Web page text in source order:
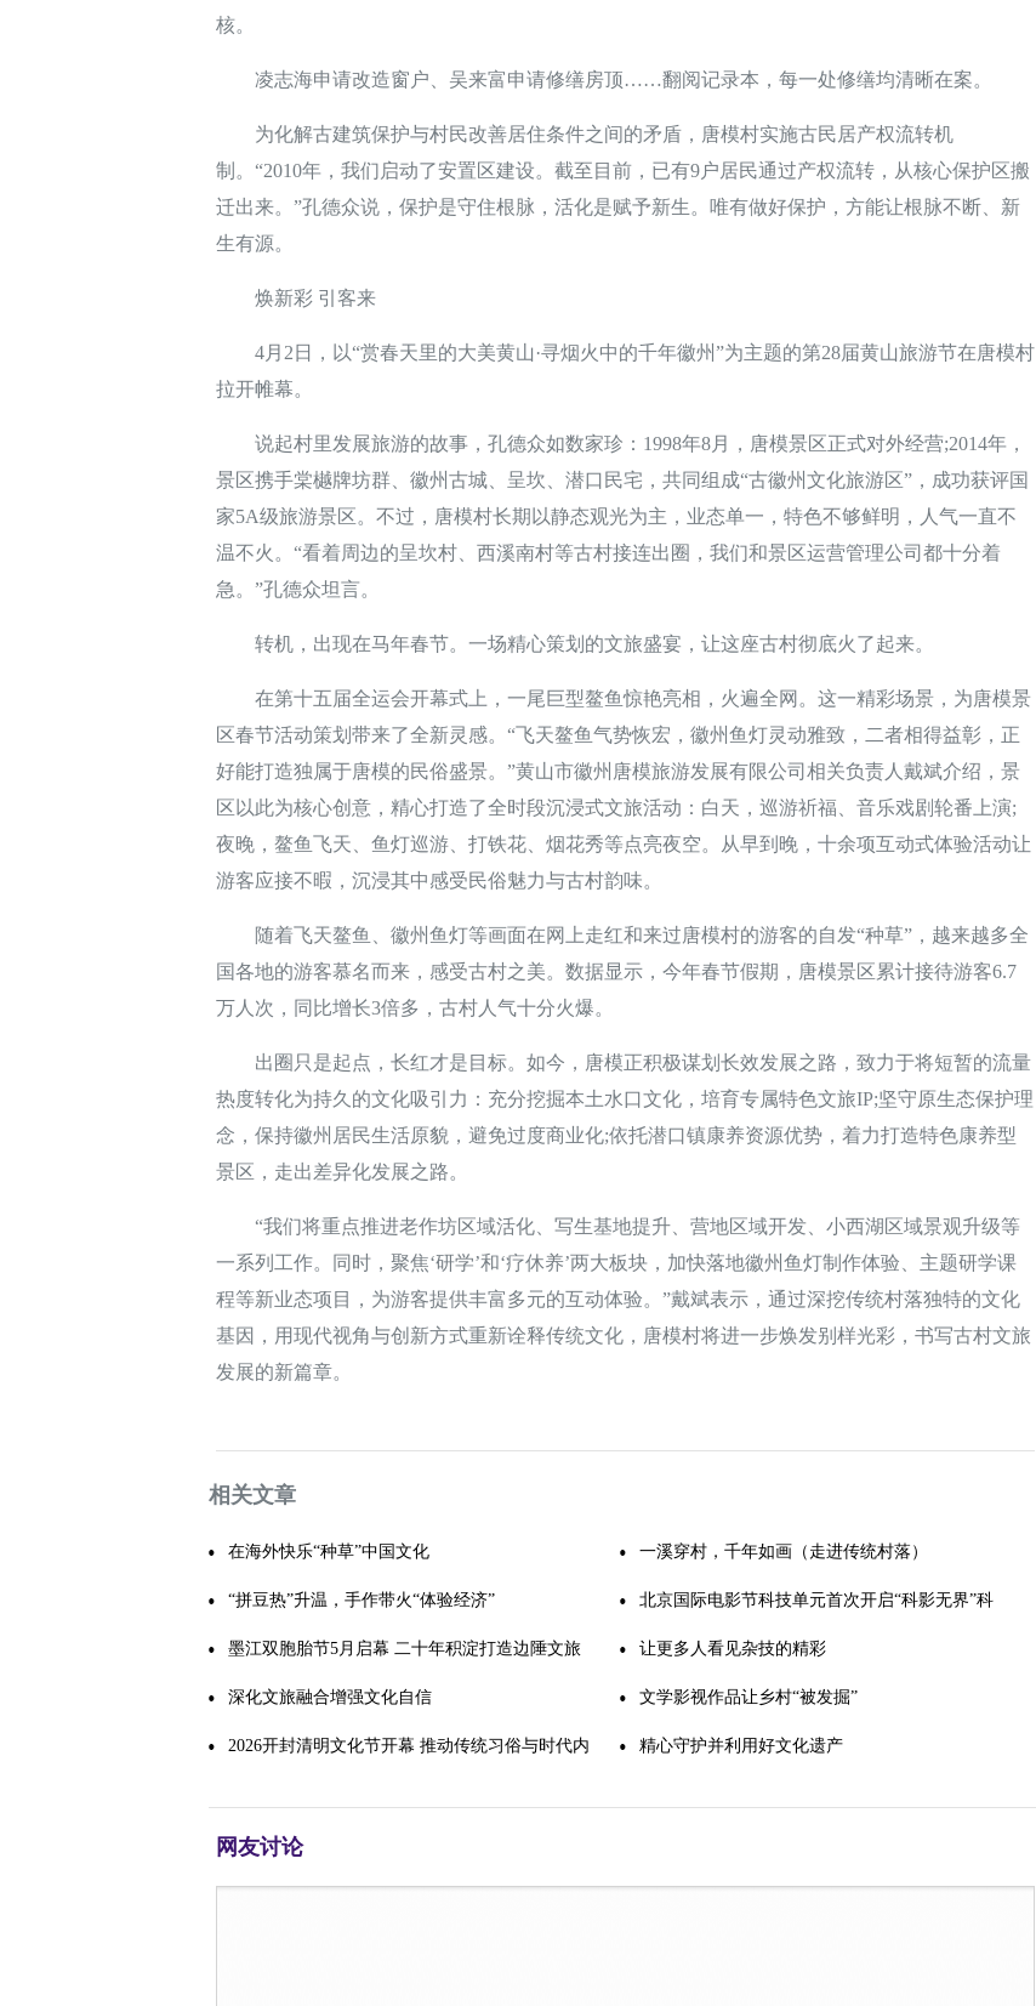
核。
凌志海申请改造窗户、吴来富申请修缮房顶……翻阅记录本，每一处修缮均清晰在案。
为化解古建筑保护与村民改善居住条件之间的矛盾，唐模村实施古民居产权流转机
制。“2010年，我们启动了安置区建设。截至目前，已有9户居民通过产权流转，从核心保护区搬
迁出来。”孔德众说，保护是守住根脉，活化是赋予新生。唯有做好保护，方能让根脉不断、新
生有源。
焕新彩 引客来
4月2日，以“赏春天里的大美黄山·寻烟火中的千年徽州”为主题的第28届黄山旅游节在唐模村
拉开帷幕。
说起村里发展旅游的故事，孔德众如数家珍：1998年8月，唐模景区正式对外经营;2014年，
景区携手棠樾牌坊群、徽州古城、呈坎、潜口民宅，共同组成“古徽州文化旅游区”，成功获评国
家5A级旅游景区。不过，唐模村长期以静态观光为主，业态单一，特色不够鲜明，人气一直不
温不火。“看着周边的呈坎村、西溪南村等古村接连出圈，我们和景区运营管理公司都十分着
急。”孔德众坦言。
转机，出现在马年春节。一场精心策划的文旅盛宴，让这座古村彻底火了起来。
在第十五届全运会开幕式上，一尾巨型鳌鱼惊艳亮相，火遍全网。这一精彩场景，为唐模景
区春节活动策划带来了全新灵感。“飞天鳌鱼气势恢宏，徽州鱼灯灵动雅致，二者相得益彰，正
好能打造独属于唐模的民俗盛景。”黄山市徽州唐模旅游发展有限公司相关负责人戴斌介绍，景
区以此为核心创意，精心打造了全时段沉浸式文旅活动：白天，巡游祈福、音乐戏剧轮番上演;
夜晚，鳌鱼飞天、鱼灯巡游、打铁花、烟花秀等点亮夜空。从早到晚，十余项互动式体验活动让
游客应接不暇，沉浸其中感受民俗魅力与古村韵味。
随着飞天鳌鱼、徽州鱼灯等画面在网上走红和来过唐模村的游客的自发“种草”，越来越多全
国各地的游客慕名而来，感受古村之美。数据显示，今年春节假期，唐模景区累计接待游客6.7
万人次，同比增长3倍多，古村人气十分火爆。
出圈只是起点，长红才是目标。如今，唐模正积极谋划长效发展之路，致力于将短暂的流量
热度转化为持久的文化吸引力：充分挖掘本土水口文化，培育专属特色文旅IP;坚守原生态保护理
念，保持徽州居民生活原貌，避免过度商业化;依托潜口镇康养资源优势，着力打造特色康养型
景区，走出差异化发展之路。
“我们将重点推进老作坊区域活化、写生基地提升、营地区域开发、小西湖区域景观升级等
一系列工作。同时，聚焦‘研学’和‘疗休养’两大板块，加快落地徽州鱼灯制作体验、主题研学课
程等新业态项目，为游客提供丰富多元的互动体验。”戴斌表示，通过深挖传统村落独特的文化
基因，用现代视角与创新方式重新诠释传统文化，唐模村将进一步焕发别样光彩，书写古村文旅
发展的新篇章。
相关文章
在海外快乐“种草”中国文化 一溪穿村，千年如画（走进传统村落）
“拼豆热”升温，手作带火“体验经济” 北京国际电影节科技单元首次开启“科影无界”科
学电影
墨江双胞胎节5月启幕 二十年积淀打造边陲文旅
盛宴
让更多人看见杂技的精彩
深化文旅融合增强文化自信 文学影视作品让乡村“被发掘”
2026开封清明文化节开幕 推动传统习俗与时代内 精心守护并利用好文化遗产
网友讨论